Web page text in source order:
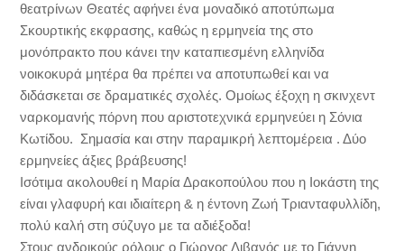
θεατρίνων Θεατές αφήνει ένα μοναδικό αποτύπωμα
Σκουρτικής εκφρασης, καθώς η ερμηνεία της στο
μονόπρακτο που κάνει την καταπιεσμένη ελληνίδα
νοικοκυρά μητέρα θα πρέπει να αποτυπωθεί και να
διδάσκεται σε δραματικές σχολές. Ομοίως έξοχη η σκινχεντ
ναρκομανής πόρνη που αριστοτεχνικά ερμηνεύει η Σόνια
Κωτίδου. Σημασία και στην παραμικρή λεπτομέρεια . Δύο
ερμηνείες άξιες βράβευσης!
Ισότιμα ακολουθεί η Μαρία Δρακοπούλου που η Ιοκάστη της
είναι γλαφυρή και ιδιαίτερη & η έντονη Ζωή Τριανταφυλλίδη,
πολύ καλή στη σύζυγο με τα αδιέξοδα!
Στους ανδρικούς ρόλους ο Γιώργος Λιβανός με το Γιάννη